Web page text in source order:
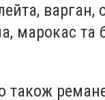
варган,
марокас та
також